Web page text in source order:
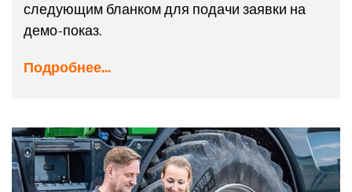
следующим бланком для подачи заявки на
демо-показ.
Подробнее...